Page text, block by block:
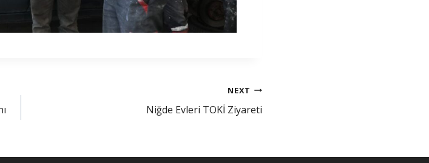
NEXT
Niğde Evleri TOKİ Ziyareti